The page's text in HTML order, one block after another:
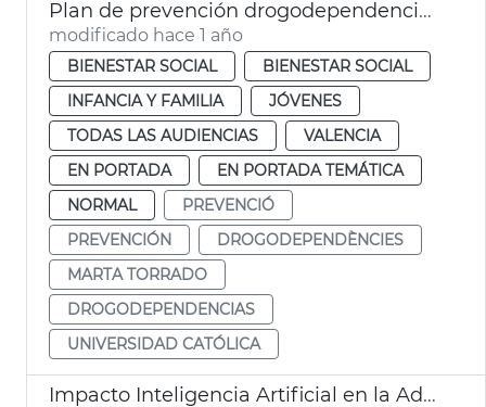
Plan de prevención drogodependencias forma alumnado de master
modificado hace 1 año
BIENESTAR SOCIAL
BIENESTAR SOCIAL
INFANCIA Y FAMILIA
JÓVENES
TODAS LAS AUDIENCIAS
VALENCIA
EN PORTADA
EN PORTADA TEMÁTICA
NORMAL
PREVENCIÓ
PREVENCIÓN
DROGODEPENDÈNCIES
MARTA TORRADO
DROGODEPENDENCIAS
UNIVERSIDAD CATÓLICA
Impacto Inteligencia Artificial en la Adolescencia València